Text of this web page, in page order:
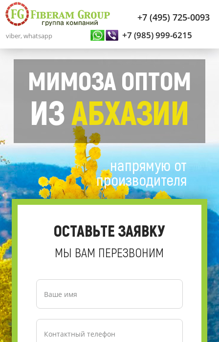
+7 (495) 725-0093
+7 (985) 999-6215
viber, whatsapp
ОСТАВЬТЕ ЗАЯВКУ
МЫ ВАМ ПЕРЕЗВОНИМ
напрямую от
производителя
МИМОЗА ОПТОМ
ИЗАБХАЗИИ